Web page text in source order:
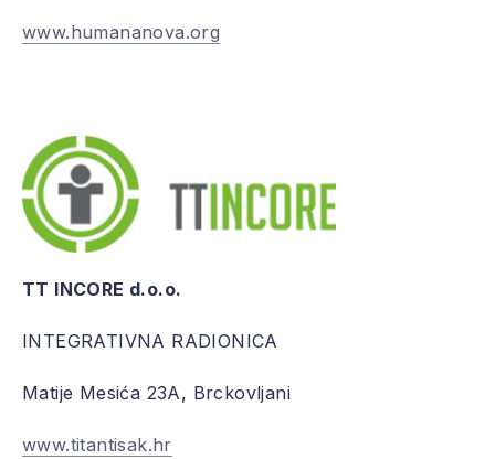
www.humananova.org
TT INCORE d.o.o.
INTEGRATIVNA RADIONICA
Matije Mesića 23A, Brckovljani
www.titantisak.hr